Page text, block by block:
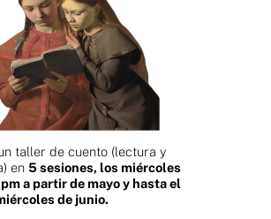
taller de cuento (lectura y
en 5 sesiones, los miércoles
a partir de mayo y hasta el
de junio.